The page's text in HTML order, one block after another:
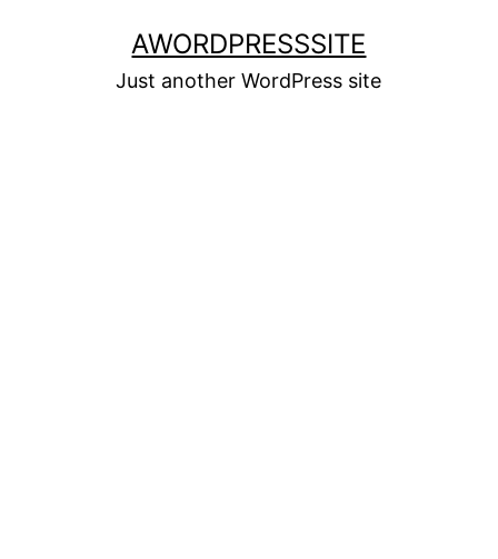
AWORDPRESSSITE
Just another WordPress site